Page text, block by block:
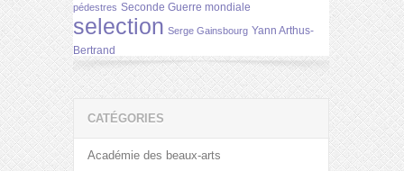
pédestres Seconde Guerre mondiale
selection Serge Gainsbourg Yann Arthus-
Bertrand
CATÉGORIES
Académie des beaux-arts